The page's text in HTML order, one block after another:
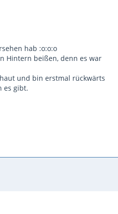
hab :o:o:o
Hintern beißen, denn es war
und bin erstmal rückwärts
es gibt.